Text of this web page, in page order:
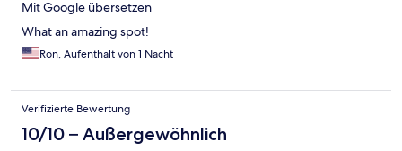
Mit Google übersetzen
What an amazing spot!
Ron, Aufenthalt von 1 Nacht
Verifizierte Bewertung
10/10 – Außergewöhnlich